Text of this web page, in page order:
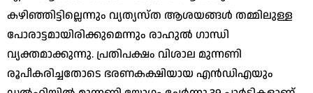
കഴിഞ്ഞിട്ടില്ലെന്നും വ്യത്യസ്ത ആശയങ്ങള്‍ തമ്മിലുള്ള
പോരാട്ടമായിരിക്കുമെന്നും രാഹുല്‍ ഗാന്ധി
വ്യക്തമാക്കുന്നു. പ്രതിപക്ഷം വിശാല മുന്നണി
രൂപീകരിച്ചതോടെ ഭരണകക്ഷിയായ എന്‍ഡിഎയും